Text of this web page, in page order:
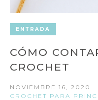
ENTRADA
CÓMO
CROCHET
NOVIEMBRE 16, 2020
CROCHET PARA